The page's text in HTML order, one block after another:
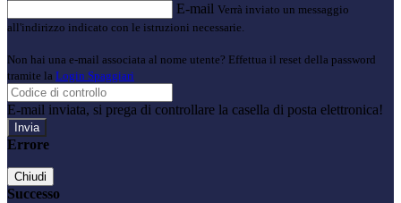
E-mail Verrà inviato un messaggio
all'indirizzo indicato con le istruzioni necessarie.
Non hai una e-mail associata al nome utente? Effettua il reset della password
tramite la Login Spaggiari
E-mail inviata, si prega di controllare la casella di posta elettronica!
Errore
Chiudi
Successo